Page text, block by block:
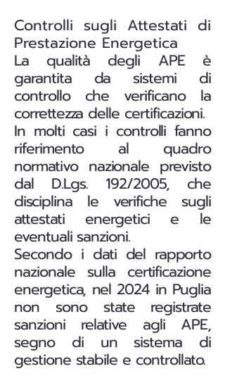
Controlli sugli Attestati di
Prestazione Energetica
La qualità degli APE è
garantita da sistemi di
controllo che verificano la
correttezza delle certificazioni.
In molti casi i controlli fanno
riferimento al quadro
normativo nazionale previsto
dal D.Lgs. 192/2005, che
disciplina le verifiche sugli
attestati energetici e le
eventuali sanzioni.
Secondo i dati del rapporto
nazionale sulla certificazione
energetica, nel 2024 in Puglia
non sono state registrate
sanzioni relative agli APE,
segno di un sistema di
gestione stabile e controllato.